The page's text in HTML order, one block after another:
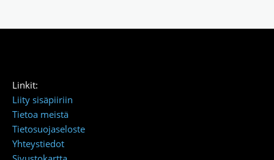
Linkit:
Liity sisäpiiriin
Tietoa meistä
Tietosuojaseloste
Yhteystiedot